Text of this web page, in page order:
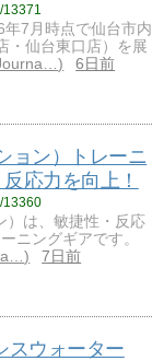
7月時点で仙台市内
・仙台東口店）を展
6日前
ョン）トレーニ
応力を向上！
13360
）は、敏捷性・反応
ニングギアです。
7日前
スウォーター